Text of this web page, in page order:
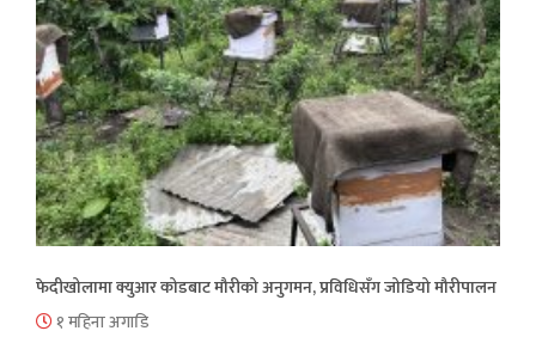
फेदीखोलामा क्युआर कोडबाट मौरीको अनुगमन, प्रविधिसँग जोडियो मौरीपालन
१ महिना अगाडि